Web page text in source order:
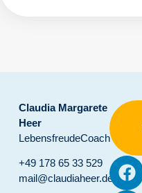
Claudia Margarete
Heer
LebensfreudeCoach
+49 178 65 33 529
mail@claudiaheer.de